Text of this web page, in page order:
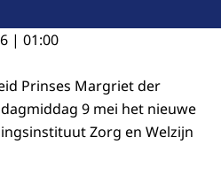
| 01:00
Prinses Margriet der
9 mei het nieuwe
Zorg en Welzijn